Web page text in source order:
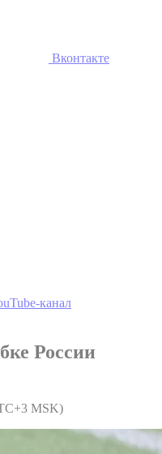
Вконтакте
канал
России
MSK)